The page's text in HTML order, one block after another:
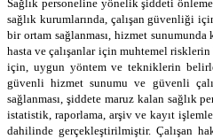
Sağlık personeline yönelik şiddeti
sağlık kurumlarında, çalışan güvenliği
bir ortam sağlanması, hizmet sunumunda
hasta ve çalışanlar için muhtemel
için, uygun yöntem ve tekniklerin
güvenli hizmet sunumu ve güvenli
sağlanması, şiddete maruz kalan sağlık
istatistik, raporlama, arşiv ve kayıt
dahilinde gerçekleştirilmiştir. Çalışan